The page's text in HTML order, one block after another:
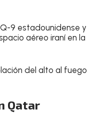
9 estadounidense y
aéreo iraní en la
del alto al fuego
Qatar